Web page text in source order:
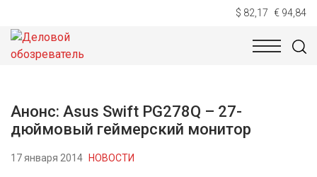
$ 82,17 € 94,84
НОВОСТИ
Анонс: Asus Swift PG278Q – 27-
дюймовый геймерский монитор
17 января 2014 НОВОСТИ